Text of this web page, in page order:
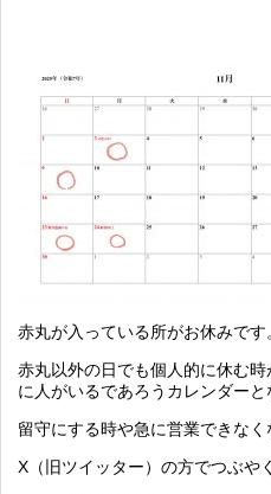
赤丸が入っている所がお休みです
赤丸以外の日でも個人的に休む
に人がいるであろうカレンダーと
留守にする時や急に営業できな
X（旧ツイッター）の方でつぶや